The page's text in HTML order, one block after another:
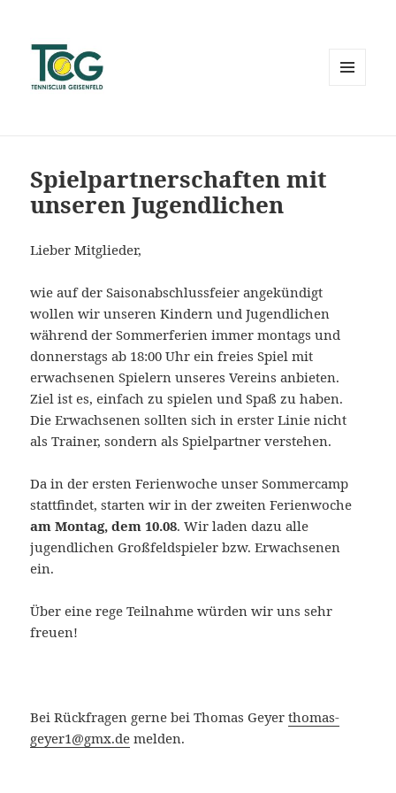
Spielpartnerschaften mit
unseren Jugendlichen
Lieber Mitglieder,
wie auf der Saisonabschlussfeier angekündigt
wollen wir unseren Kindern und Jugendlichen
während der Sommerferien immer montags und
donnerstags ab 18:00 Uhr ein freies Spiel mit
erwachsenen Spielern unseres Vereins anbieten.
Ziel ist es, einfach zu spielen und Spaß zu haben.
Die Erwachsenen sollten sich in erster Linie nicht
als Trainer, sondern als Spielpartner verstehen.
Da in der ersten Ferienwoche unser Sommercamp
stattfindet, starten wir in der zweiten Ferienwoche
am Montag, dem 10.08. Wir laden dazu alle
jugendlichen Großfeldspieler bzw. Erwachsenen
ein.
Über eine rege Teilnahme würden wir uns sehr
freuen!
Bei Rückfragen gerne bei Thomas Geyerthomas-
geyer1@gmx.de melden.